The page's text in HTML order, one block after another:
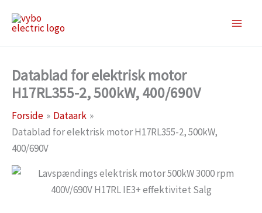
Datablad for elektrisk motor
H17RL355-2, 500kW, 400/690V
Forside
Dataark
Datablad for elektrisk motor H17RL355-2, 500kW,
400/690V